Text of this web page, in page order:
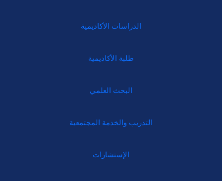
الدراسات الأكاديمية
طلبة الأكاديمية
البحث العلمي
التدريب والخدمة المجتمعية
الإستشارات